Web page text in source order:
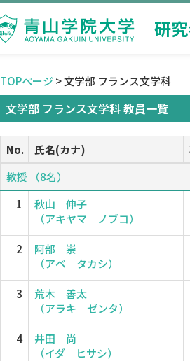
研
TOPページ > 文学部 フランス文学科
文学部 フランス文学科 教員一覧
No. 氏名(カナ)
教授 （8名）
1
秋山 伸子
（アキヤマ ノブコ）
2
阿部 崇
（アベ タカシ）
3
荒木 善太
（アラキ ゼンタ）
4
井田 尚
（イダ ヒサシ）